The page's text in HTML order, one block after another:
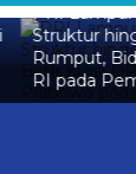
Menakar
Energi dan
Pangan